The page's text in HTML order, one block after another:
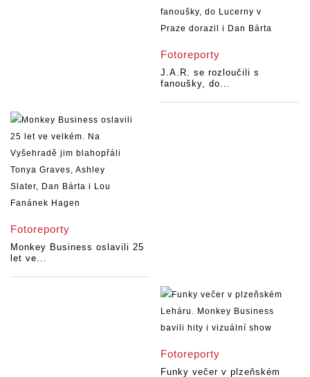
Fotoreporty
J.A.R. se rozloučili s
fanoušky, do...
Fotoreporty
Monkey Business oslavili 25
let ve...
Fotoreporty
Funky večer v plzeňském